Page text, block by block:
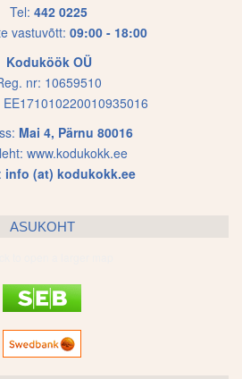
Tel: 442 0225
vastuvõtt: 09:00 - 18:00
Koduköök OÜ
nr: 10659510
EE171010220010935016
Mai 4, Pärnu 80016
www.kodukokk.ee
info (at) kodukokk.ee
ASUKOHT